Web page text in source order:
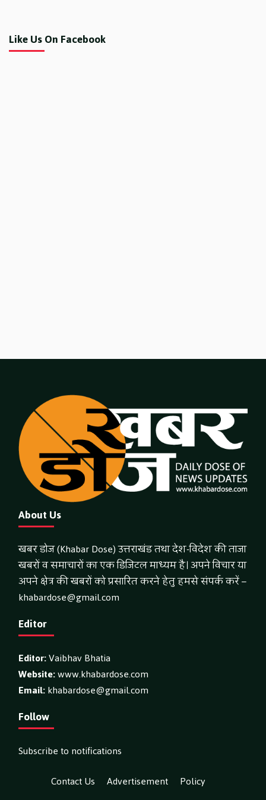
Like Us On Facebook
About Us
खबर डोज (Khabar Dose) उत्तराखंड तथा देश-विदेश की ताजा
खबरों व समाचारों का एक डिजिटल माध्यम है। अपने विचार या
अपने क्षेत्र की खबरों को प्रसारित करने हेतु हमसे संपर्क करें –
khabardose@gmail.com
Editor
Editor:Vaibhav Bhatia
Website:www.khabardose.com
Email:khabardose@gmail.com
Follow
Subscribe to notifications
Contact Us
Advertisement
Policy